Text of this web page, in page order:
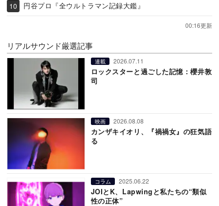
円谷プロ『全ウルトラマン記録大鑑』
00:16更新
リアルサウンド厳選記事
連載 2026.07.11
ロックスターと過ごした記憶：櫻井敦
司
映画 2026.08.08
カンザキイオリ、『禍禍女』の狂気語
る
コラム 2025.06.22
JOIとK、Lapwingと私たちの“類似
性の正体”